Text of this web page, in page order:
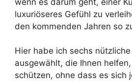
luxuriöseres Gefühl zu
den kommenden Jahren so
Hier habe ich sechs
ausgewählt, die Ihnen
schützen, ohne dass es sich